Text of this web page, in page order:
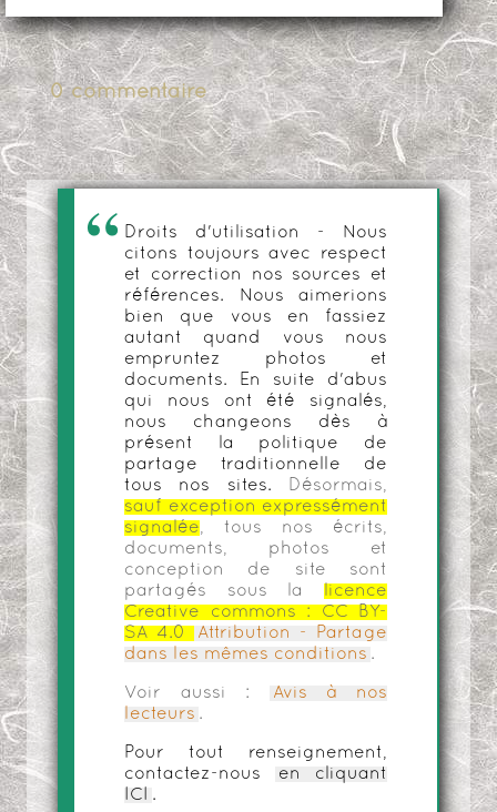
0 commentaire
Droits d'utilisation - Nous
citons toujours avec respect
et correction nos sources et
références. Nous aimerions
bien que vous en fassiez
autant quand vous nous
empruntez photos et
documents. En suite d'abus
qui nous ont été signalés,
nous changeons dès à
présent la politique de
partage traditionnelle de
tous nos sites.
Désormais,
sauf exception expressément
signalée, tous nos écrits,
documents, photos et
conception de site sont
partagés sous la
licence
Creative commons :
CC BY-
SA 4.0
Attribution - Partage
dans les mêmes conditions .
Voir aussi :
Avis à nos
lecteurs .
Pour tout renseignement,
contactez-nous
en cliquant
ICI
.